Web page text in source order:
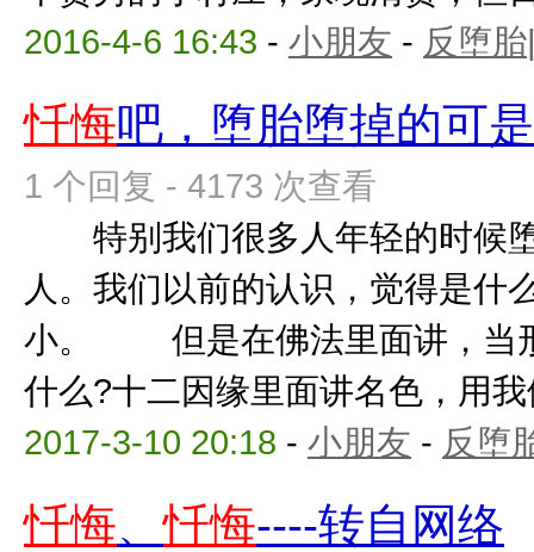
2016-4-6 16:43 - 小朋友 - 反堕
忏悔吧，堕胎堕掉的可
1 个回复 - 4173 次查看
特别我们很多人年轻的时候
人。我们以前的认识，觉得是什
小。 但是在佛法里面讲，当
什么?十二因缘里面讲名色，用
2017-3-10 20:18 - 小朋友 - 反堕
忏悔、忏悔----转自网络